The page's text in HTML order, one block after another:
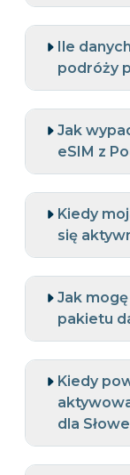
Ile
podróży
Jak
eSIM z
Kiedy
się
Jak
pakietu
Kiedy
dla